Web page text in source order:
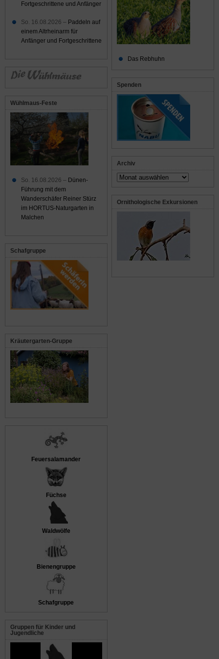
Das Rebhuhn
Spenden
Archiv
Archiv
Ornithologische Exkursionen
Fortgeschrittene und Anfänger
So. 16.08.2026 – Paddeln auf
einem Altrheinarm für
Anfänger und Fortgeschrittene
Wühlmaus-Feste
So. 16.08.2026 – Dünen-
Führung mit dem
Wanderschäfer Reiner Stürz
im HORTUS-Naturgarten in
Malchen
Schafgruppe
Kräutergarten-Gruppe
Feuersalamander
Füchse
Waldwölfe
Bienengruppe
Schafgruppe
Gruppen für Kinder und
Jugendliche